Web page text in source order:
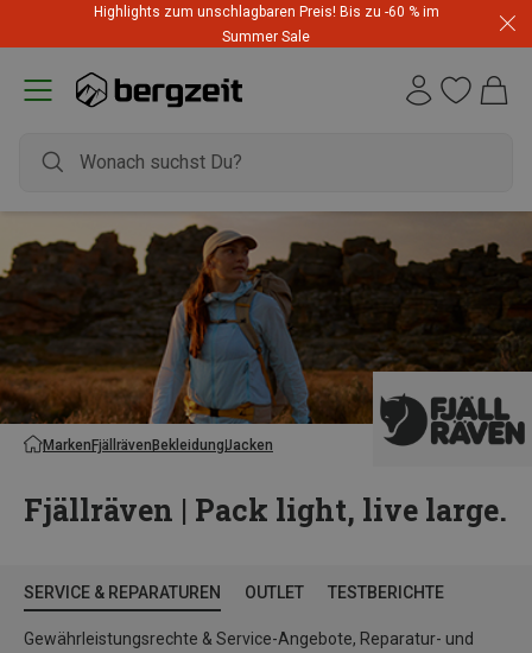
Highlights zum unschlagbaren Preis! Bis zu -60 % im
Summer Sale
MarkenFjällrävenBekleidungJacken
Fjällräven | Pack light, live large.
SERVICE & REPARATUREN OUTLET TESTBERICHTE
Gewährleistungsrechte & Service-Angebote, Reparatur- und